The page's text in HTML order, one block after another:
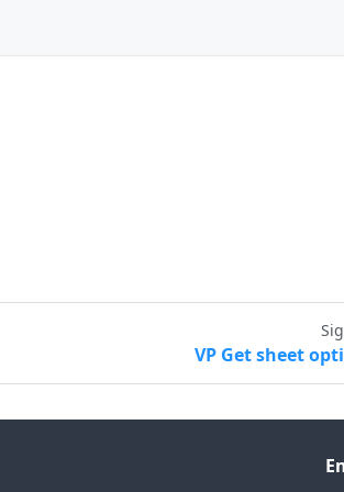
VP Get sheet